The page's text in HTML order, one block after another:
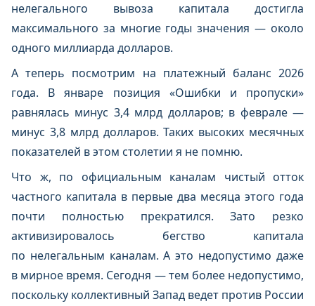
нелегального вывоза капитала достигла
максимального за многие годы значения — около
одного миллиарда долларов.
А теперь посмотрим на платежный баланс 2026
года. В январе позиция «Ошибки и пропуски»
равнялась минус 3,4 млрд долларов; в феврале —
минус 3,8 млрд долларов. Таких высоких месячных
показателей в этом столетии я не помню.
Что ж, по официальным каналам чистый отток
частного капитала в первые два месяца этого года
почти полностью прекратился. Зато резко
активизировалось бегство капитала
по нелегальным каналам. А это недопустимо даже
в мирное время. Сегодня — тем более недопустимо,
поскольку коллективный Запад ведет против России